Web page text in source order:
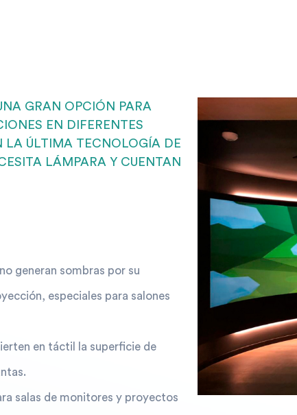
GRAN OPCIÓN PARA
EN DIFERENTES
LA ÚLTIMA TECNOLOGÍA DE
LÁMPARA Y CUENTAN
generan sombras por su
especiales para salones
en táctil la superficie de
salas de monitores y proyectos